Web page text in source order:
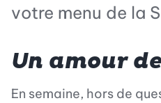
votre menu de la
Un amour
En semaine, hors de